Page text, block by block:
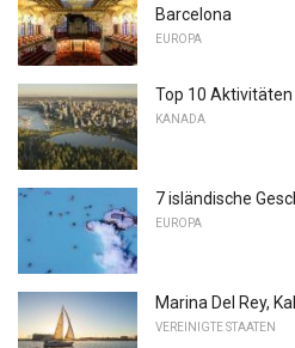
Barcelona
EUROPA
Top 10
KANADA
7 isländische
EUROPA
Marina Del Rey,
VEREINIGTE STAATEN